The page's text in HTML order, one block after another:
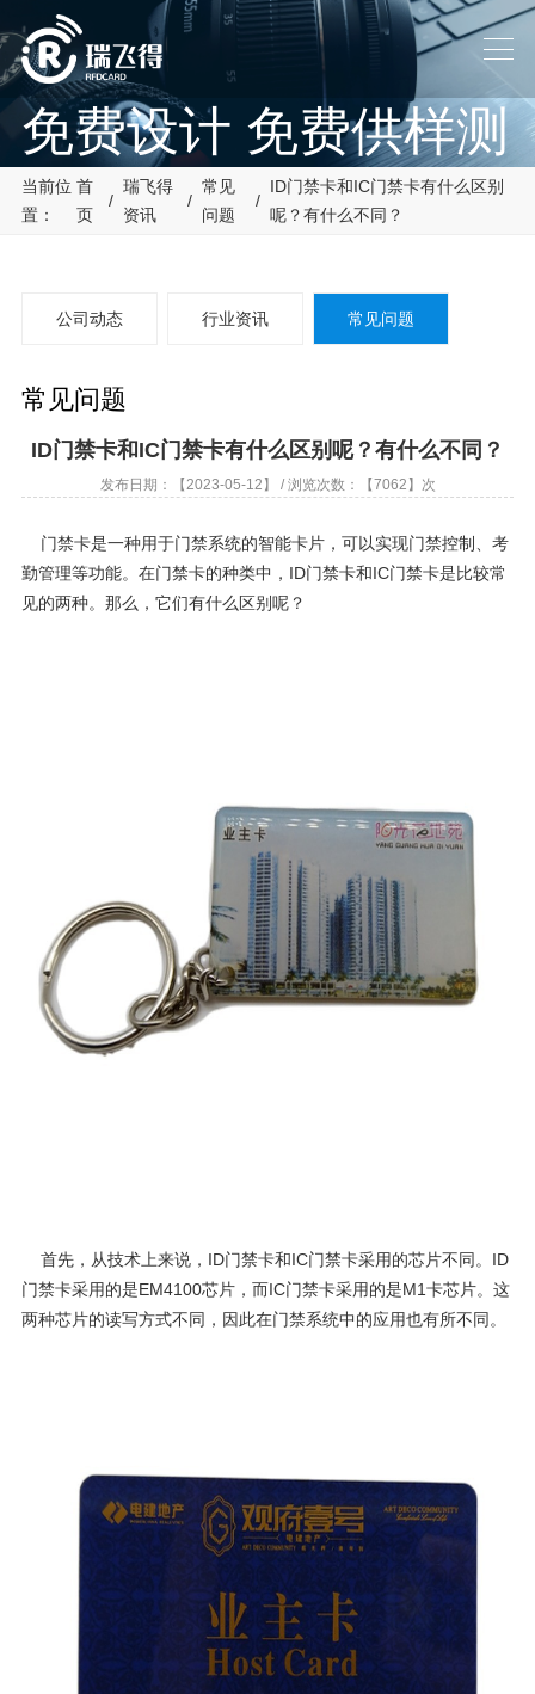
免费设计 免费供样测
试
碰到的问题
当前位
置：
首
页
/
瑞飞得
资讯
/
常见
问题
/
ID门禁卡和IC门禁卡有什么区别
呢？有什么不同？
公司动态 行业资讯 常见问题
常见问题
ID门禁卡和IC门禁卡有什么区别呢？有什么不同？
发布日期：【2023-05-12】 / 浏览次数：【7062】次
门禁卡是一种用于门禁系统的智能卡片，可以实现门禁控制、考
勤管理等功能。在门禁卡的种类中，ID门禁卡和IC门禁卡是比较常
见的两种。那么，它们有什么区别呢？
首先，从技术上来说，ID门禁卡和IC门禁卡采用的芯片不同。ID
门禁卡采用的是EM4100芯片，而IC门禁卡采用的是M1卡芯片。这
两种芯片的读写方式不同，因此在门禁系统中的应用也有所不同。